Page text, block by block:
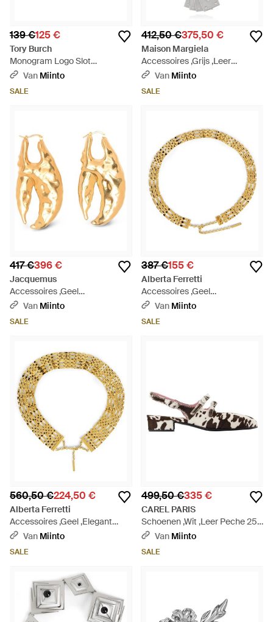
139 €125 €
Tory Burch
Monogram Logo Slot
Sieradenset - Metallic
Van Miinto
SALE
412,50 €375,50 €
Maison Margiela
Accessoires ,Grijs ,Leer
Sleutelhanger Met Bedeltjes -
Van Miinto
SALE
417 €396 €
Jacquemus
Accessoires ,Geel
,Veiligheidsspeld Oorbellen -
Van Miinto
SALE
387 €155 €
Alberta Ferretti
Accessoires ,Geel
,Geometrische Ketting -
Van Miinto
SALE
560,50 €224,50 €
Alberta Ferretti
Accessoires ,Geel ,Elegant
Ketting Met Unieke Details -
Van Miinto
SALE
499,50 €335 €
CAREL PARIS
Schoenen ,Wit ,Leer Peche 25
Pumps - Metallic
Van Miinto
SALE